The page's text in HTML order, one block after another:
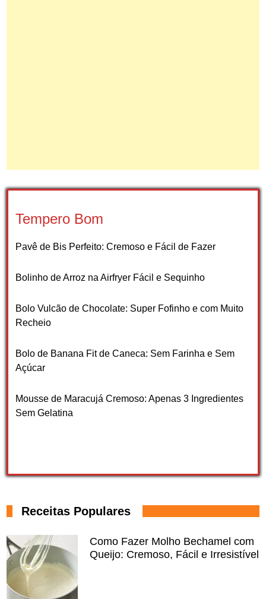
Tempero Bom
Pavê de Bis Perfeito: Cremoso e Fácil de Fazer
Bolinho de Arroz na Airfryer Fácil e Sequinho
Bolo Vulcão de Chocolate: Super Fofinho e com Muito
Recheio
Bolo de Banana Fit de Caneca: Sem Farinha e Sem
Açúcar
Mousse de Maracujá Cremoso: Apenas 3 Ingredientes
Sem Gelatina
Receitas Populares
Como Fazer Molho Bechamel com
Queijo: Cremoso, Fácil e Irresistível